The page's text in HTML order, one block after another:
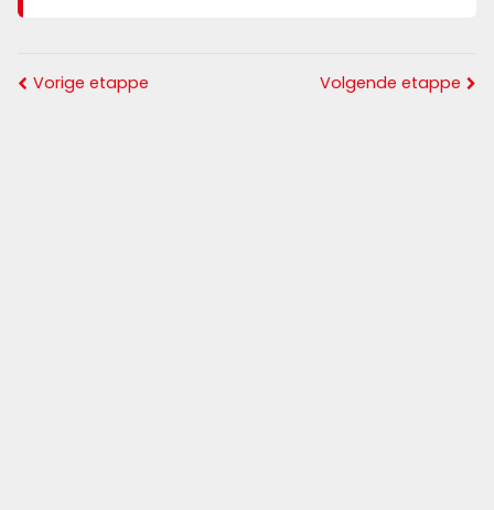
Vorige etappe Volgende etappe